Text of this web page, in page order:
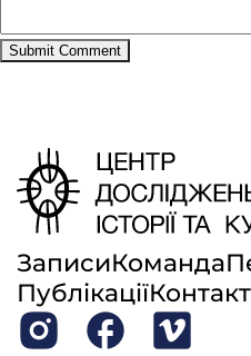
ЗаписиКоманда
Публікації